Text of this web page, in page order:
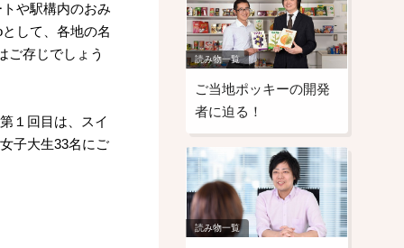
や駅構内のおみ
して、各地の名
ご存じでしょう
１回目は、スイ
子大生33名にご
読み物一覧
ご当地ポッキーの開発
者に迫る！
読み物一覧